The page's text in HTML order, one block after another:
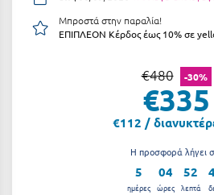
Αργολίδα
Ξενοδοχεία 3 Αστέρων
Ενοικιαζόμενα Δωμάτια
Μπροστά στην παραλία!
ΕΠΙΠΛΕΟΝ Κέρδος έως 10% σε
€480 -30%
€335
€112 /
Η προσφορά λήγει
5
ημέρες
04
ώρες
52
λεπτά